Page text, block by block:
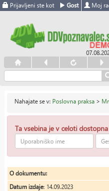
Prijavljeni ste kot Gost Moj
Nahajate se v: Poslovna praksa >
Ta vsebina je v celoti
O dokumentu:
Datum izdaje: 14.09.2023